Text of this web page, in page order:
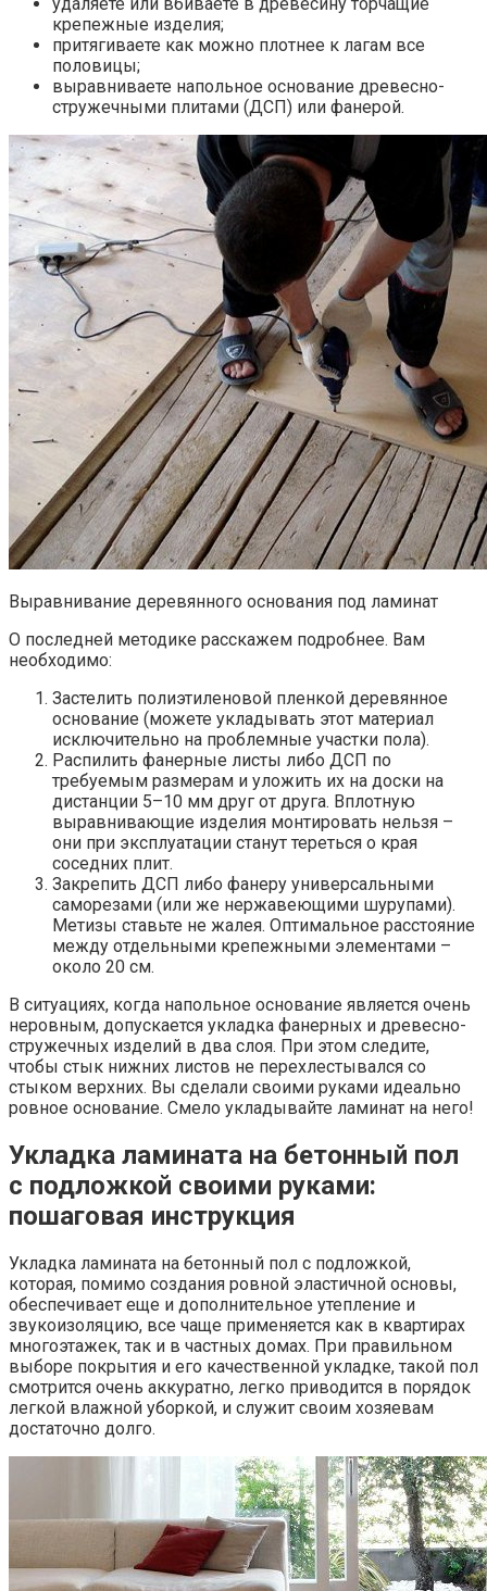
крепежные изделия;
притягиваете как можно плотнее к лагам все
половицы;
выравниваете напольное основание древесно-
стружечными плитами (ДСП) или фанерой.
Выравнивание деревянного основания под ламинат
О последней методике расскажем подробнее. Вам
необходимо:
Застелить полиэтиленовой пленкой деревянное
основание (можете укладывать этот материал
исключительно на проблемные участки пола).
Распилить фанерные листы либо ДСП по
требуемым размерам и уложить их на доски на
дистанции 5–10 мм друг от друга. Вплотную
выравнивающие изделия монтировать нельзя –
они при эксплуатации станут тереться о края
соседних плит.
Закрепить ДСП либо фанеру универсальными
саморезами (или же нержавеющими шурупами).
Метизы ставьте не жалея. Оптимальное расстояние
между отдельными крепежными элементами –
около 20 см.
В ситуациях, когда напольное основание является очень
неровным, допускается укладка фанерных и древесно-
стружечных изделий в два слоя. При этом следите,
чтобы стык нижних листов не перехлестывался со
стыком верхних. Вы сделали своими руками идеально
ровное основание. Смело укладывайте ламинат на него!
Укладка ламината на бетонный пол
с подложкой своими руками:
пошаговая инструкция
Укладка ламината на бетонный пол с подложкой,
которая, помимо создания ровной эластичной основы,
обеспечивает еще и дополнительное утепление и
звукоизоляцию, все чаще применяется как в квартирах
многоэтажек, так и в частных домах. При правильном
выборе покрытия и его качественной укладке, такой пол
смотрится очень аккуратно, легко приводится в порядок
легкой влажной уборкой, и служит своим хозяевам
достаточно долго.